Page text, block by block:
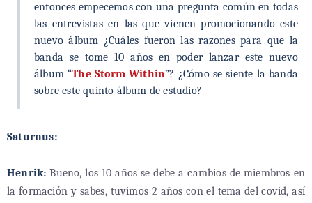
entonces empecemos con una pregunta común en todas
las entrevistas en las que vienen promocionando este
nuevo álbum ¿Cuáles fueron las razones para que la
banda se tome 10 años en poder lanzar este nuevo
álbum “The Storm Within”? ¿Cómo se siente la banda
sobre este quinto álbum de estudio?
Saturnus:
Henrik: Bueno, los 10 años se debe a cambios de miembros en
la formación y sabes, tuvimos 2 años con el tema del covid, así